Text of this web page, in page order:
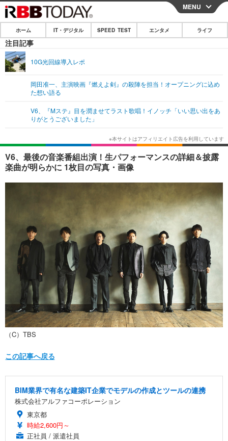
CLOSE
ホーム
IT・デジタル
ネタ
ショッピング その他
エンタメTOP
韓国・芸能
音楽 スポーツ
ショッピング その他
ライフ
ライフTOP グルメ
ペット ショッピング
その他
リリース一覧
プッシュ通知の停止方法
MENU
ホーム IT・デジタル SPEED TEST エンタメ ライフ
注目記事
10G光回線導入レポ
岡田准一、主演映画『燃えよ剣』の殺陣を担当！オープニングに込め
た想い語る
V6、『Mステ』目を潤ませてラスト歌唱！イノッチ「いい思い出をあ
りがとうございました」
V6、最後の音楽番組出演！生パフォーマンスの詳細＆披露
楽曲が明らかに 1枚目の写真・画像
（C）TBS
この記事へ戻る
BIM業界で有名な建築IT企業でモデルの作成とツールの連携
株式会社アルファコーポレーション
東京都
時給2,600円～
正社員 / 派遣社員